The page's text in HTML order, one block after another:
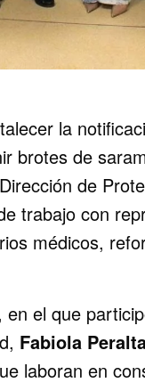
la
brotes de
de
trabajo con
médicos,
el que
Fabiola
laboran en